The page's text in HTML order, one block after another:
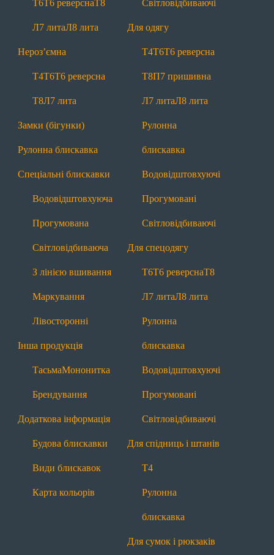
Т6Т6 реверснаТ8
Л7 литаЛ8 лита
Нероз’ємна
Т4Т6Т6 реверсна
Т8Л7 лита
Замки (бігунки)
Рулонна блискавка
Спеціальні блискавки
Водовідштовхуюча
Прогумована
Світловідбиваюча
З лінією вшивання
Маркування
Лівосторонні
Інша продукція
ТасьмаМононитка
Брендування
Додаткова інформація
Будова блискавки
Види блискавок
Карта кольорів
Світловідбиваючі
Для одягу
Т4Т6Т6 реверсна
Т8П7 пришивна
Л7 литаЛ8 лита
Рулонна
блискавка
Водовідштовхуючі
Прогумовані
Світловідбиваючі
Для спецодягу
Т6Т6 реверснаТ8
Л7 литаЛ8 лита
Рулонна
блискавка
Водовідштовхуючі
Прогумовані
Світловідбиваючі
Для спідниць і штанів
Т4
Рулонна
блискавка
Для сумок і рюкзаків
Т6 Т6 реверсна Т8
Нероз'ємні
Т4 Т8
Замки (бігунки) Рулонна блискавка
Спеціальні
Водовідштовхуючі Прогумовані
Світловідбиваючі З лінією вшивання
Лівосторонні
Тасьма Мононитка
Додаткова інформація
Види блискавок
Карта кольорів
Блискавки за призначенням
Для взуття
З лінією вшивання
Рулонна блискавка Водовідштовхуючі
Прогумовані Світловідбиваючі
Для одягу
Т6 Т6 реверсна
Водовідштовхуючі Прогумовані